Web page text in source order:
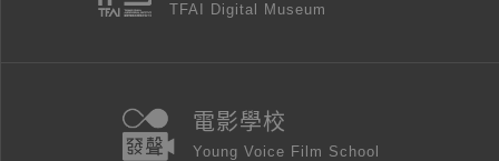
TFAI Digital Museum
電影學校
Young Voice Film School